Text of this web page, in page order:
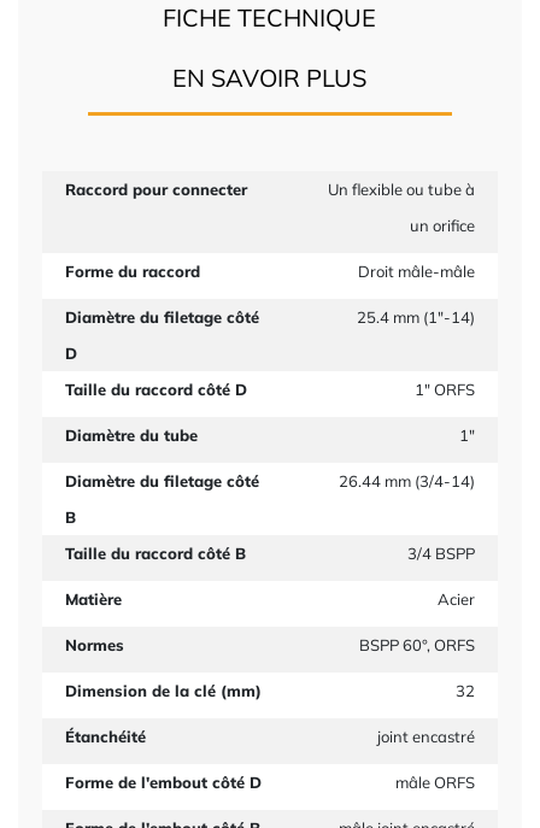
FICHE TECHNIQUE
EN SAVOIR PLUS
Raccord pour connecter
Un flexible ou tube à
un orifice
Forme du raccord Droit mâle-mâle
Diamètre du filetage côté
D
25.4 mm (1"-14)
Taille du raccord côté D 1" ORFS
Diamètre du tube 1"
Diamètre du filetage côté
B
26.44 mm (3/4-14)
Taille du raccord côté B 3/4 BSPP
Matière Acier
Normes BSPP 60°, ORFS
Dimension de la clé (mm) 32
Étanchéité joint encastré
Forme de l'embout côté D mâle ORFS